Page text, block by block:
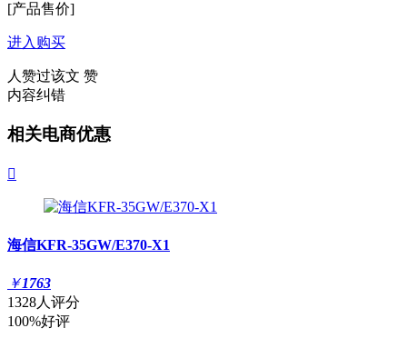
[产品售价]
进入购买
人赞过该文 赞
内容纠错
相关电商优惠

海信KFR-35GW/E370-X1
￥1763
1328人评分
100%好评